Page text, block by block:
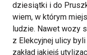
dziesiątki i do
wiem, w którym
ludzie. Nawet wozy
z Elekcyjnej ulicy
zakład jakiejś